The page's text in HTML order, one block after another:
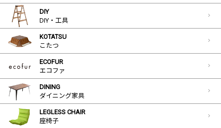
DIY
DIY・工具
KOTATSU
こたつ
ECOFUR
エコファ
DINING
ダイニング家具
LEGLESS CHAIR
座椅子